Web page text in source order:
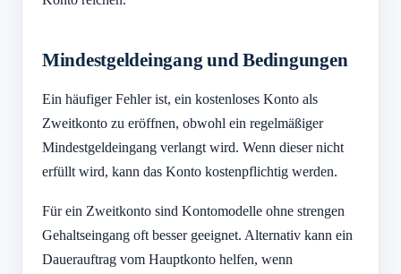
Mindestgeldeingang und Bedingungen
Ein häufiger Fehler ist, ein kostenloses Konto als
Zweitkonto zu eröffnen, obwohl ein regelmäßiger
Mindestgeldeingang verlangt wird. Wenn dieser nicht
erfüllt wird, kann das Konto kostenpflichtig werden.
Für ein Zweitkonto sind Kontomodelle ohne strengen
Gehaltseingang oft besser geeignet. Alternativ kann ein
Dauerauftrag vom Hauptkonto helfen, wenn